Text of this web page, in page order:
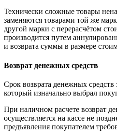
Технически сложные товары
заменяются товарами той же
другой марки с перерасчётом
производится путем
и возврата суммы в размере
Возврат денежных средств
Срок возврата денежных средств
который изначально выбрал
При наличном расчете возврат
осуществляется на кассе не
предъявления покупателем